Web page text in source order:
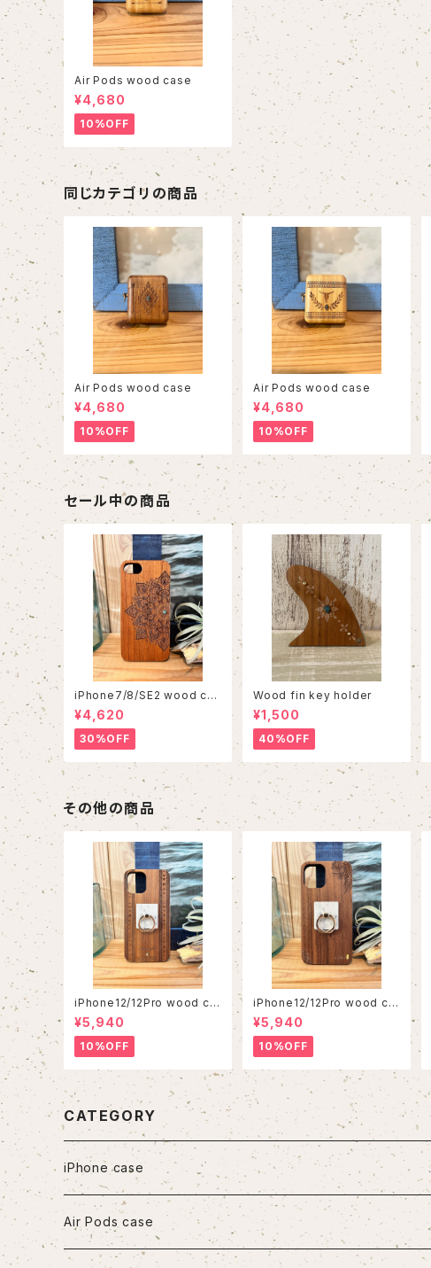
Air Pods wood case
¥4,680
10%OFF
同じカテゴリの商品
Air Pods wood case
¥4,680
10%OFF
Air Pods wood case
¥4,680
10%OFF
セール中の商品
iPhone7/8/SE2 wood cas
e 86
¥4,620
30%OFF
Wood fin key holder
¥1,500
40%OFF
その他の商品
iPhone12/12Pro wood ca
se
¥5,940
10%OFF
iPhone12/12Pro wood ca
se
¥5,940
10%OFF
CATEGORY
iPhone case
iPhone7/8/SE2
Air Pods case